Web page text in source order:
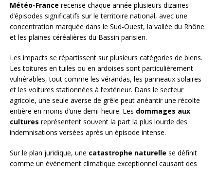
Météo-France recense chaque année plusieurs dizaines
d’épisodes significatifs sur le territoire national, avec une
concentration marquée dans le Sud-Ouest, la vallée du Rhône
et les plaines céréalières du Bassin parisien.
Les impacts se répartissent sur plusieurs catégories de biens.
Les toitures en tuiles ou en ardoises sont particulièrement
vulnérables, tout comme les vérandas, les panneaux solaires
et les voitures stationnées à l’extérieur. Dans le secteur
agricole, une seule averse de grêle peut anéantir une récolte
entière en moins d’une demi-heure. Les dommages aux
cultures représentent souvent la part la plus lourde des
indemnisations versées après un épisode intense.
Sur le plan juridique, une catastrophe naturelle se définit
comme un événement climatique exceptionnel causant des